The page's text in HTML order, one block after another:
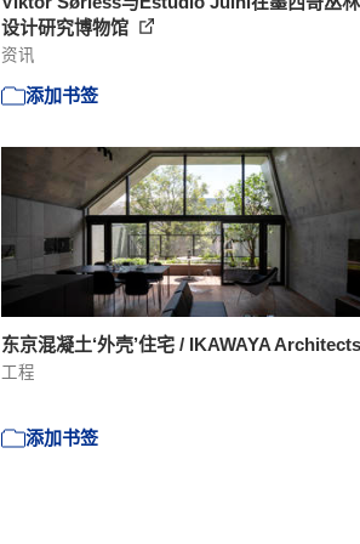
设计研究博物馆
资讯
添加书签
东京混凝土‘外壳’住宅 / IKAWAYA
工程
添加书签